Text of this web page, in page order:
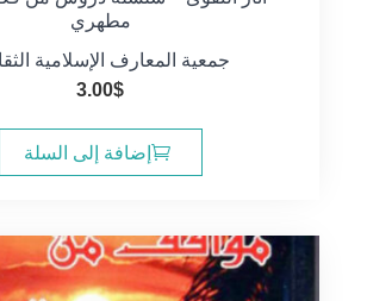
مطهري
جمعية المعارف الإسلامية
3.00$
إضافة إلى السلة